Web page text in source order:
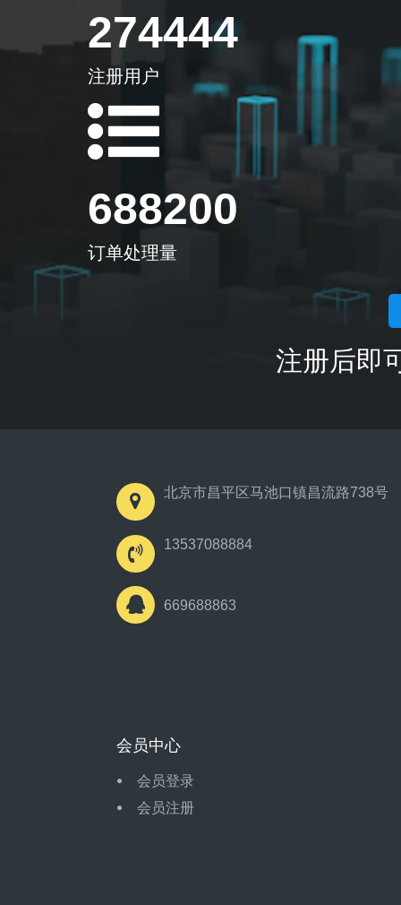
274444
注册用户
688200
订单处理量
注册后即
北京市昌平区马池口镇昌流路738号
13537088884
669688863
会员中心
会员登录
会员注册